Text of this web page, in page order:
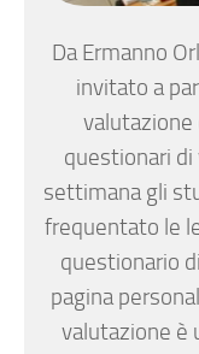
Da Ermanno
invitato a
valutazione
questionari di
settimana gli
frequentato le
questionario
pagina
valutazione è